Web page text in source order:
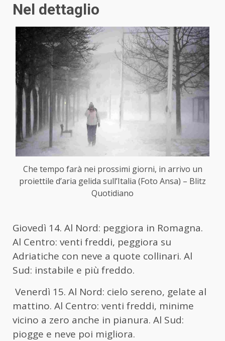
Nel dettaglio
Che tempo farà nei prossimi giorni, in arrivo un
proiettile d’aria gelida sull’Italia (Foto Ansa) – Blitz
Quotidiano
Giovedì 14. Al Nord: peggiora in Romagna.
Al Centro: venti freddi, peggiora su
Adriatiche con neve a quote collinari. Al
Sud: instabile e più freddo.
Venerdì 15. Al Nord: cielo sereno, gelate al
mattino. Al Centro: venti freddi, minime
vicino a zero anche in pianura. Al Sud:
piogge e neve poi migliora.